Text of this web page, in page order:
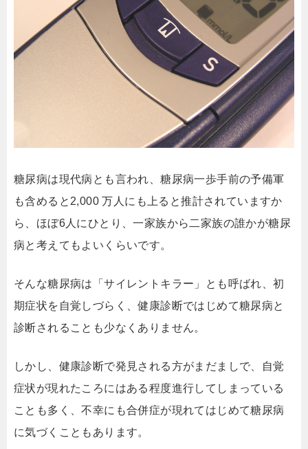
糖尿病は現代病とも言われ、糖尿病一歩手前の予備軍
も含めると2,000 万人にも上ると推計されていますか
ら、ほぼ6人にひとり、一家族から二家族の誰かが糖尿
病と考えてもよいくらいです。
そんな糖尿病は「サイレントキラー」とも呼ばれ、初
期症状を自覚しづらく、健康診断ではじめて糖尿病と
診断されることも少なくありません。
しかし、健康診断で発見される方がまだましで、自覚
症状が現れたころにはある程度進行してしまっている
ことも多く、不幸にも合併症が現れてはじめて糖尿病
に気づくこともあります。